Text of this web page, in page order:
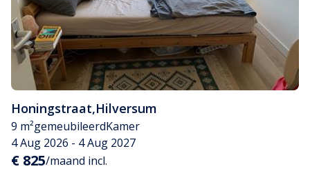
Honingstraat,Hilversum
9 m²gemeubileerdKamer
4 Aug 2026 - 4 Aug 2027
€ 825/maand incl.